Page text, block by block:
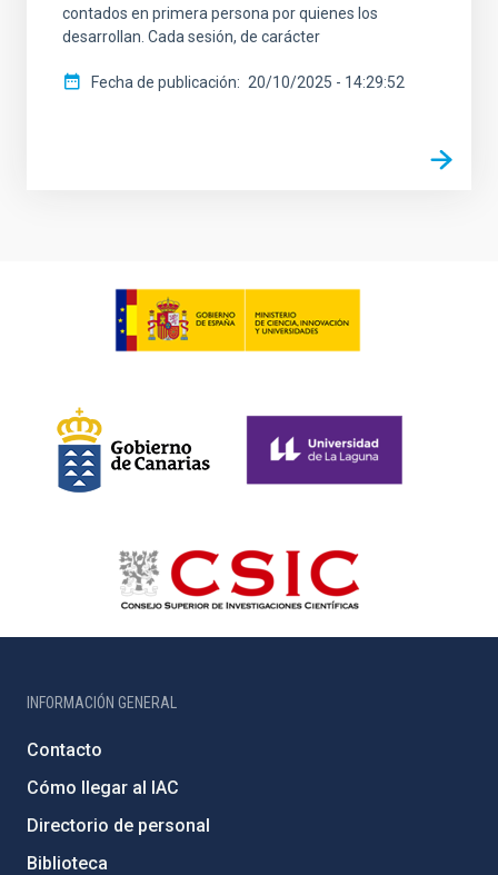
contados en primera persona por quienes los
desarrollan. Cada sesión, de carácter
Fecha de publicación 20/10/2025 - 14:29:52
INFORMACIÓN GENERAL
Contacto
Cómo llegar al IAC
Directorio de personal
Biblioteca